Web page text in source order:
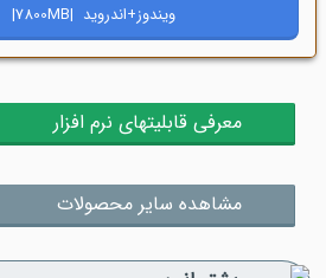
ویندوز+اندروید |7800MB|
معرفی قابلیتهای نرم افزار
مشاهده سایر محصولات